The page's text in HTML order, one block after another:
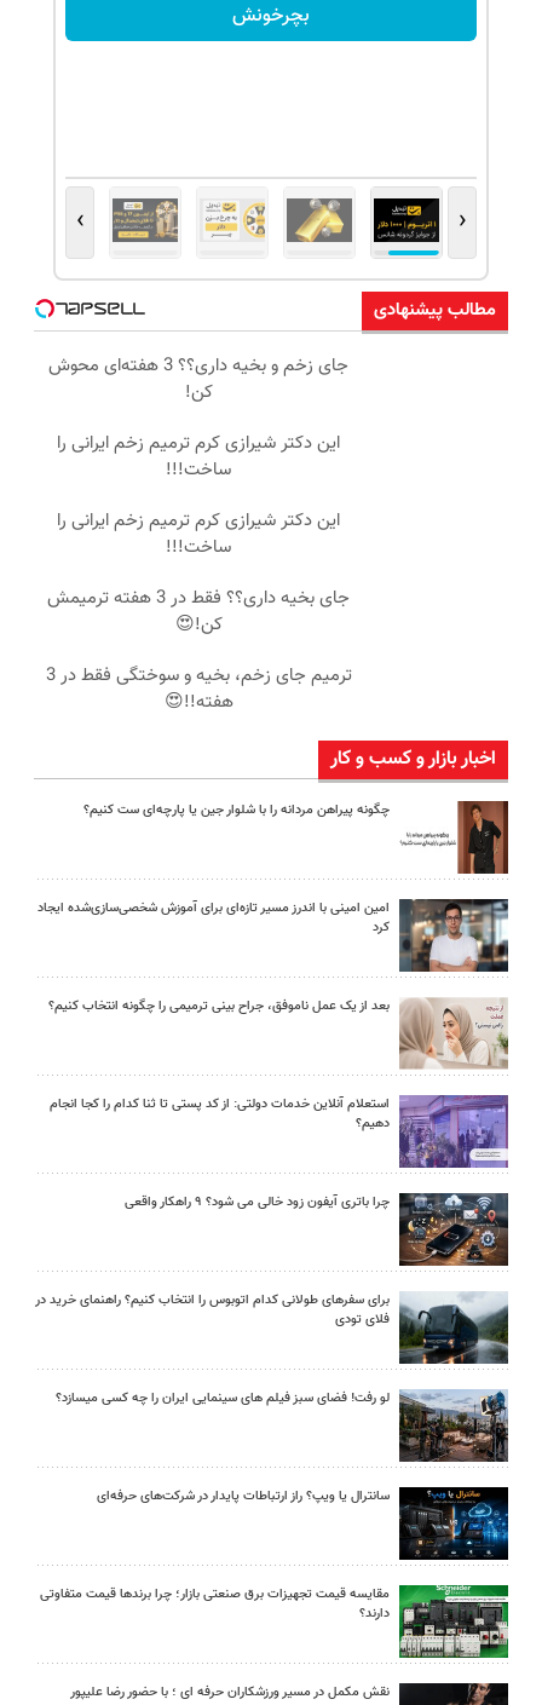
بچرخونش
‹
›
مطالب پیشنهادی
جای زخم و بخیه داری؟؟ 3 هفته‌ای محوش
کن!
این دکتر شیرازی کرم ترمیم زخم ایرانی را
ساخت!!!
این دکتر شیرازی کرم ترمیم زخم ایرانی را
ساخت!!!
جای بخیه داری؟؟ فقط در 3 هفته ترمیمش
کن!😍
ترمیم جای زخم، بخیه و سوختگی فقط در 3
هفته!!😍
اخبار بازار و کسب و کار
چگونه پیراهن مردانه را با شلوار جین یا پارچه‌ای ست کنیم؟
امین امینی با اندرز مسیر تازه‌ای برای آموزش شخصی‌سازی‌شده ایجاد
کرد
بعد از یک عمل ناموفق، جراح بینی ترمیمی را چگونه انتخاب کنیم؟
استعلام آنلاین خدمات دولتی: از کد پستی تا ثنا کدام را کجا انجام
دهیم؟
چرا باتری آیفون زود خالی می شود؟ ۹ راهکار واقعی
برای سفرهای طولانی کدام اتوبوس را انتخاب کنیم؟ راهنمای خرید در
فلای تودی
لو رفت! فضای سبز فیلم های سینمایی ایران را چه کسی میسازد؟
سانترال یا ویپ؟ راز ارتباطات پایدار در شرکت‌های حرفه‌ای
مقایسه قیمت تجهیزات برق صنعتی بازار؛ چرا برندها قیمت متفاوتی
دارند؟
نقش مکمل در مسیر ورزشکاران حرفه ای ؛ با حضور رضا علیپور